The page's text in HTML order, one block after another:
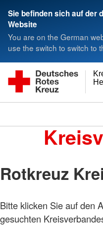
Sie befinden sich auf der
Website
You are on the German
use the switch to switch to
Rotkreuz
Bitte klicken Sie auf den
gesuchten